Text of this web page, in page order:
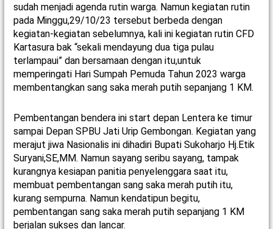
sudah menjadi agenda rutin warga. Namun kegiatan rutin
pada Minggu,29/10/23 tersebut berbeda dengan
kegiatan-kegiatan sebelumnya, kali ini kegiatan rutin CFD
Kartasura bak “sekali mendayung dua tiga pulau
terlampaui” dan bersamaan dengan itu,untuk
memperingati Hari Sumpah Pemuda Tahun 2023 warga
membentangkan sang saka merah putih sepanjang 1 KM.
Pembentangan bendera ini start depan Lentera ke timur
sampai Depan SPBU Jati Urip Gembongan. Kegiatan yang
merajut jiwa Nasionalis ini dihadiri Bupati Sukoharjo Hj.Etik
Suryani,SE,MM. Namun sayang seribu sayang, tampak
kurangnya kesiapan panitia penyelenggara saat itu,
membuat pembentangan sang saka merah putih itu,
kurang sempurna. Namun kendatipun begitu,
pembentangan sang saka merah putih sepanjang 1 KM
berjalan sukses dan lancar.